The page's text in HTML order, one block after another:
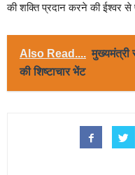
की शक्ति प्रदान करने की ईश्वर से
Also Read.... मुख्यमंत्री
की शिष्टाचार भेंट